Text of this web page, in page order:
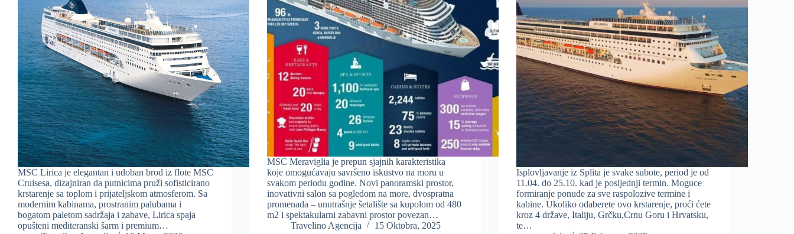
MSC Lirica je elegantan i udoban brod iz flote MSC
Cruisesa, dizajniran da putnicima pruži sofisticirano
krstarenje sa toplom i prijateljskom atmosferom. Sa
modernim kabinama, prostranim palubama i
bogatom paletom sadržaja i zabave, Lirica spaja
opušteni mediteranski šarm i premium…
MSC Meraviglia je prepun sjajnih karakteristika
koje omogućavaju savršeno iskustvo na moru u
svakom periodu godine. Novi panoramski prostor,
inovativni salon sa pogledom na more, dvospratna
promenada – unutrašnje šetalište sa kupolom od 480
m2 i spektakularni zabavni prostor povezan…
Travelino Agencija
15 Oktobra, 2025
Isplovljavanje iz Splita je svake subote, period je od
11.04. do 25.10. kad je posljednji termin. Moguce
formiranje ponude za sve raspolozive termine i
kabine. Ukoliko odaberete ovo krstarenje, proći ćete
kroz 4 države, Italiju, Grčku,Crnu Goru i Hrvatsku,
te…